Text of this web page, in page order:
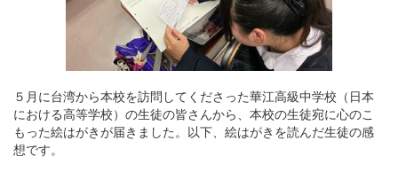
５月に台湾から本校を訪問してくださった華江高級中学校（日本
における高等学校）の生徒の皆さんから、本校の生徒宛に心のこ
もった絵はがきが届きました。以下、絵はがきを読んだ生徒の感
想です。